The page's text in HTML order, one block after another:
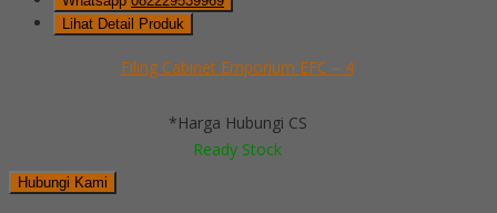
Lihat Detail Produk
Filing Cabinet Emporium EFC – 4
*Harga Hubungi CS
Ready Stock
Hubungi Kami